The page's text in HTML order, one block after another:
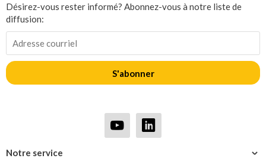
Notre service
Désirez-vous rester informé? Abonnez-vous à notre liste de
diffusion:
S'abonner